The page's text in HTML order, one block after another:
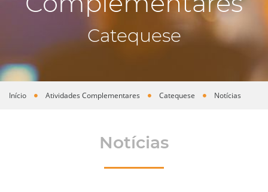
Catequese
Você está aqui
Início Atividades Complementares Catequese Notícias
Notícias